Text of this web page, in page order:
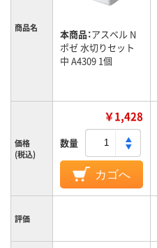
商品名 本商品：アスベル N
ポゼ 水切りセット
中 A4309 1個
価格
(税込)
￥1,428
数量
カゴへ
評価